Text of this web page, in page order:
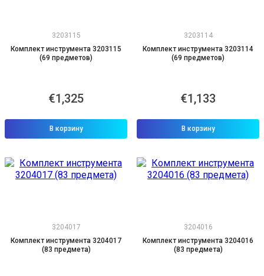
3203115
Комплект инструмента 3203115
(69 предметов)
€1,325
В корзину
3203114
Комплект инструмента 3203114
(69 предметов)
€1,133
В корзину
3204017
Комплект инструмента 3204017
(83 предмета)
3204016
Комплект инструмента 3204016
(83 предмета)